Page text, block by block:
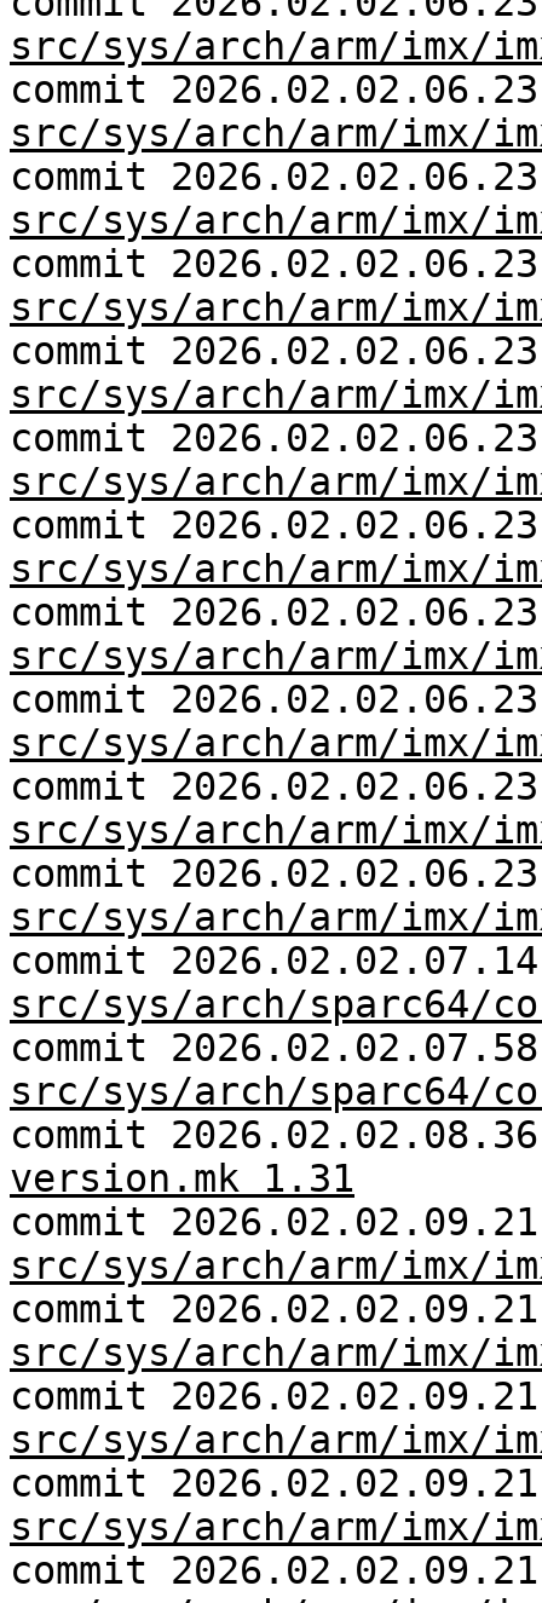
src/sys/arch/arm/imx/
commit
src/sys/arch/arm/imx/
commit
src/sys/arch/arm/imx/
commit
src/sys/arch/arm/imx/
commit
src/sys/arch/arm/imx/
commit
src/sys/arch/arm/imx/
commit
src/sys/arch/arm/imx/
commit
src/sys/arch/arm/imx/
commit
src/sys/arch/arm/imx/
commit
src/sys/arch/arm/imx/
commit
src/sys/arch/arm/imx/
commit
src/sys/arch/sparc64/
commit
src/sys/arch/sparc64/
commit
version.mk 1.31
commit
src/sys/arch/arm/imx/
commit
src/sys/arch/arm/imx/
commit
src/sys/arch/arm/imx/
commit
src/sys/arch/arm/imx/
commit